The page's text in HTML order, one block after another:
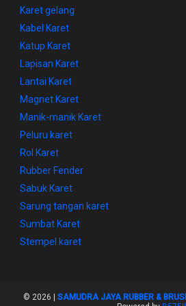
Karet gelang
Kabel Karet
Katup Karet
Lapisan Karet
Lantai Karet
Magnet Karet
Manik-manik Karet
Peluru karet
Rol Karet
Rubber Fender
Sabuk Karet
Sarung tangan karet
Sumbat Karet
Stempel karet
© 2026 | SAMUDRA JAYA RUBBER &